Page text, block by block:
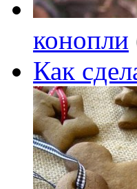
конопли
Как